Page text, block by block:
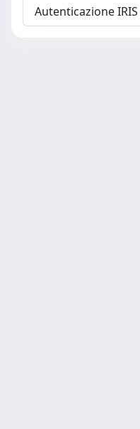
Autenticazione IRIS